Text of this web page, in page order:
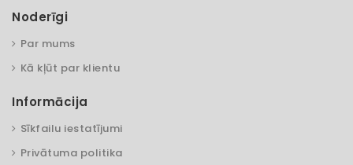
Noderīgi
Par mums
Kā kļūt par klientu
Informācija
Sīkfailu iestatījumi
Privātuma politika